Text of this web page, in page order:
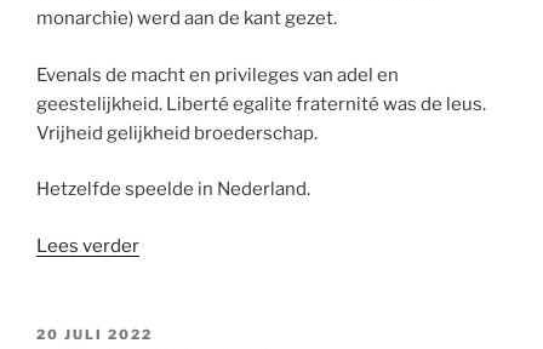
monarchie) werd aan de kant gezet.
Evenals de macht en privileges van adel en
geestelijkheid. Liberté egalite fraternité was de leus.
Vrijheid gelijkheid broederschap.
Hetzelfde speelde in Nederland.
Lees verder“arm,
GEPLAATST
20 JULI 2022